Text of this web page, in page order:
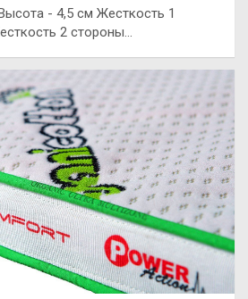
- 4,5 см Жесткость 1
2 стороны…